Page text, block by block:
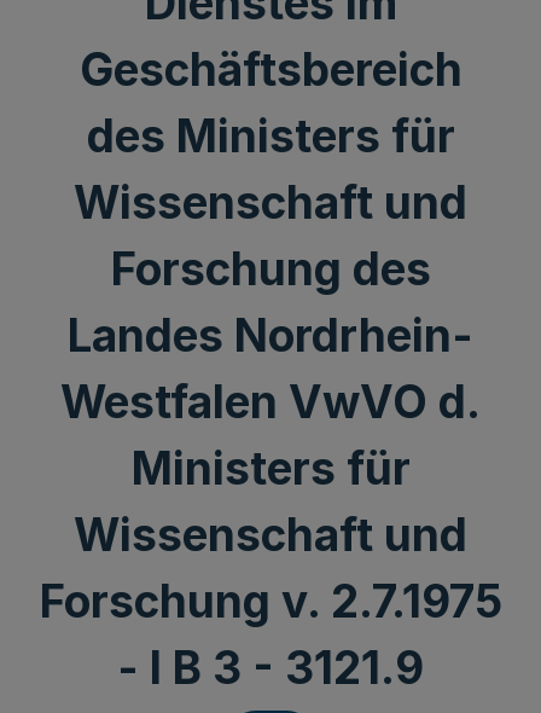
Geschäftsbereich
des Ministers für
Wissenschaft und
Forschung des
Landes Nordrhein-
Westfalen VwVO d.
Ministers für
Wissenschaft und
Forschung v. 2.7.1975
- I B 3 - 3121.9